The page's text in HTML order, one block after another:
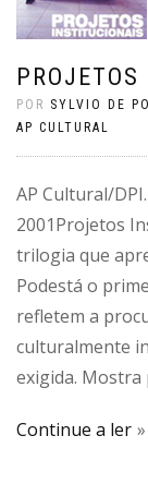
POR SYLVIO DE
AP CULTURAL
AP Cultural/
2001Projetos
trilogia que
Podestá o
refletem a
culturalmente
exigida.
Continue a ler